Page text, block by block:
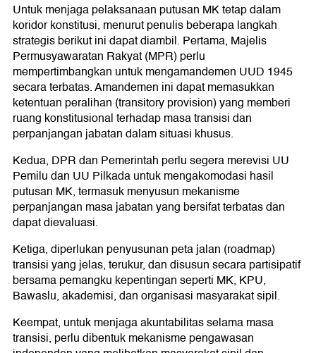
Untuk menjaga pelaksanaan putusan MK tetap dalam
koridor konstitusi, menurut penulis beberapa langkah
strategis berikut ini dapat diambil. Pertama, Majelis
Permusyawaratan Rakyat (MPR) perlu
mempertimbangkan untuk mengamandemen UUD 1945
secara terbatas. Amandemen ini dapat memasukkan
ketentuan peralihan (transitory provision) yang memberi
ruang konstitusional terhadap masa transisi dan
perpanjangan jabatan dalam situasi khusus.
Kedua, DPR dan Pemerintah perlu segera merevisi UU
Pemilu dan UU Pilkada untuk mengakomodasi hasil
putusan MK, termasuk menyusun mekanisme
perpanjangan masa jabatan yang bersifat terbatas dan
dapat dievaluasi.
Ketiga, diperlukan penyusunan peta jalan (roadmap)
transisi yang jelas, terukur, dan disusun secara partisipatif
bersama pemangku kepentingan seperti MK, KPU,
Bawaslu, akademisi, dan organisasi masyarakat sipil.
Keempat, untuk menjaga akuntabilitas selama masa
transisi, perlu dibentuk mekanisme pengawasan